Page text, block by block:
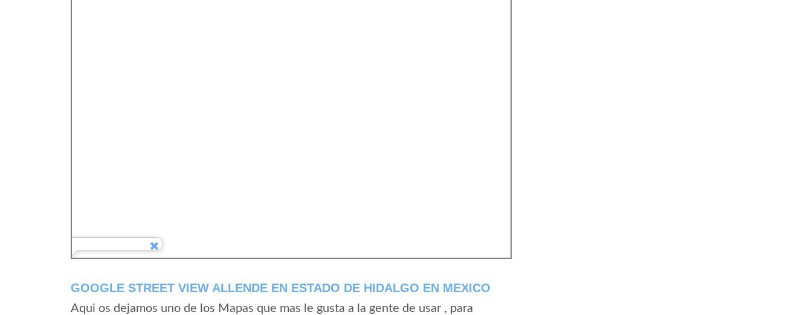
GOOGLE STREET VIEW ALLENDE EN ESTADO DE HIDALGO EN MEXICO
Aqui os dejamos uno de los Mapas que mas le gusta a la gente de usar , para